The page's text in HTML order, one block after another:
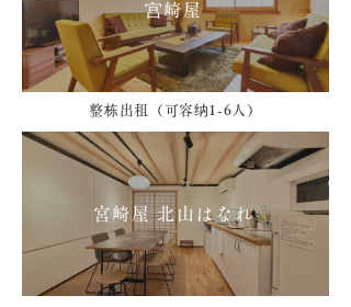
宫崎屋
整栋出租（可容纳1-6人）
宮崎屋 北山はなれ